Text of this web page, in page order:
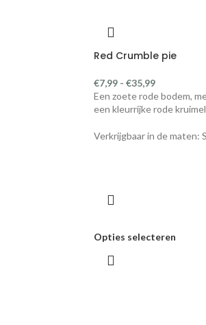
Red Crumble pie
€7,99 - €35,99
Een zoete rode bodem,
een kleurrijke rode
Verkrijgbaar in de maten:
Opties selecteren